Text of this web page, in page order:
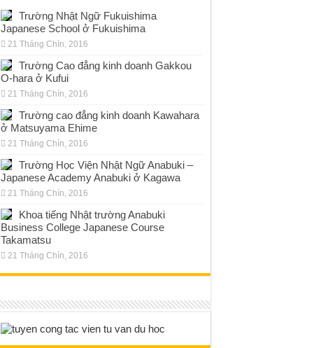
Trường Nhật Ngữ Fukuishima
Japanese School ở Fukuishima
21 Tháng Chín, 2016
Trường Cao đẳng kinh doanh Gakkou
O-hara ở Kufui
21 Tháng Chín, 2016
Trường cao đẳng kinh doanh Kawahara
ở Matsuyama Ehime
21 Tháng Chín, 2016
Trường Học Viện Nhật Ngữ Anabuki –
Japanese Academy Anabuki ở Kagawa
21 Tháng Chín, 2016
Khoa tiếng Nhật trường Anabuki
Business College Japanese Course
Takamatsu
21 Tháng Chín, 2016